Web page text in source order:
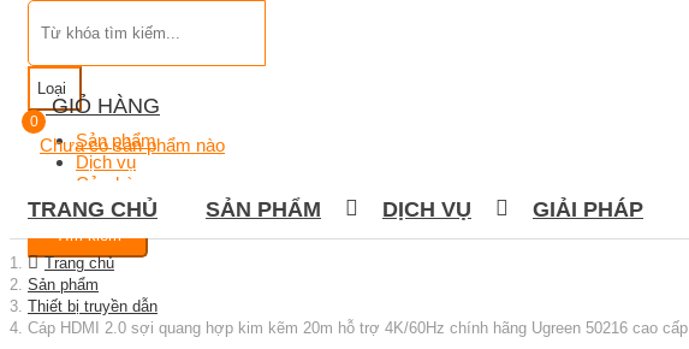
Loại
Sản phẩm
Dịch vụ
Cửa hàng
Tìm kiếm
0
GIỎ HÀNG
Chưa có sản phẩm nào
TRANG CHỦ SẢN PHẨM DỊCH VỤ GIẢI PHÁP
Trang chủ
Sản phẩm
Thiết bị truyền dẫn
Cáp HDMI 2.0 sợi quang hợp kim kẽm 20m hỗ trợ 4K/60Hz chính hãng Ugreen 50216 cao cấp